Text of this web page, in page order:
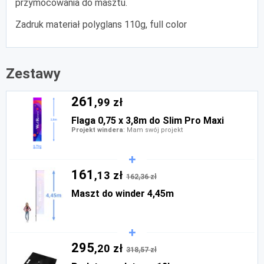
przymocowania do masztu.
Zadruk materiał polyglans 110g, full color
Zestawy
261 ,99 zł
Flaga 0,75 x 3,8m do Slim Pro Maxi
Projekt windera: Mam swój projekt
161 ,13 zł 162,36 zł
Maszt do winder 4,45m
295,20 zł 318,57 zł